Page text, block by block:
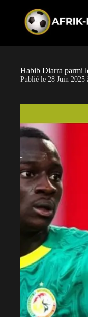
Habib Diarra parmi
Publié le 28 Juin 2025